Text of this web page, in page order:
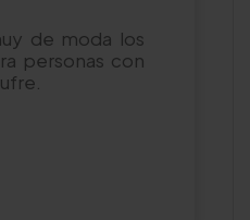
de moda los
personas con